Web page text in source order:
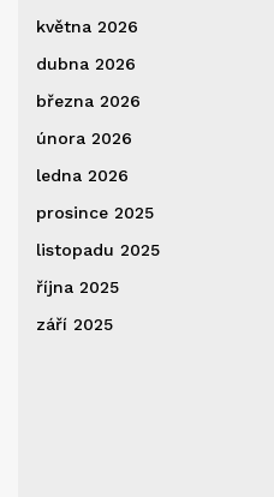
května 2026
dubna 2026
března 2026
února 2026
ledna 2026
prosince 2025
listopadu 2025
října 2025
září 2025